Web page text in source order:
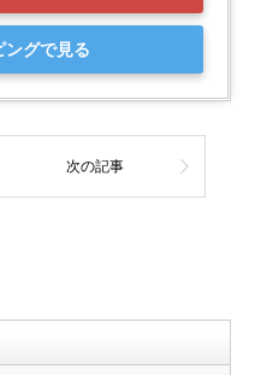
グで見る
次の記事